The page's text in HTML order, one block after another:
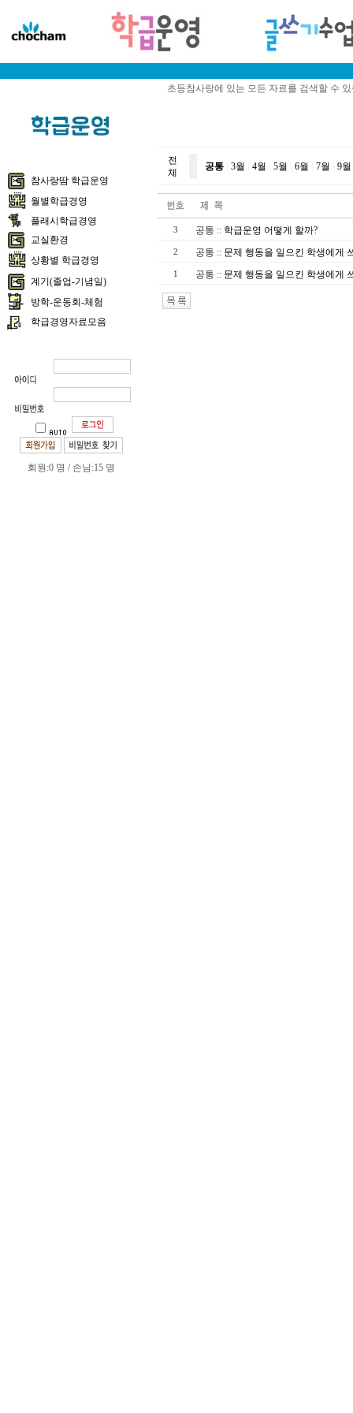
초등참사랑에 있는 모든 자료를 검색할 수
참사랑땀 학급운영
월별학급경영
플래시학급경영
교실환경
상황별 학급경영
계기(졸업-기념일)
방학-운동회-체험
학급경영자료모음
회원:0 명 / 손님:15 명
전
체
공통 3월 4월 5월 6월 7월 9월
3 공통 :: 학급운영 어떻게 할까?
2 공통 :: 문제 행동을 일으킨 학생에게
1 공통 :: 문제 행동을 일으킨 학생에게